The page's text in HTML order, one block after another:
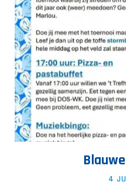
4